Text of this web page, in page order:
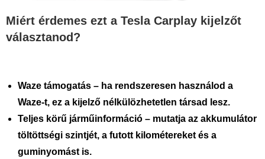
Miért érdemes ezt a Tesla Carplay kijelzőt
választanod?
Waze támogatás – ha rendszeresen használod a
Waze-t, ez a kijelző nélkülözhetetlen társad lesz.
Teljes körű járműinformáció – mutatja az akkumulátor
töltöttségi szintjét, a futott kilométereket és a
guminyomást is.